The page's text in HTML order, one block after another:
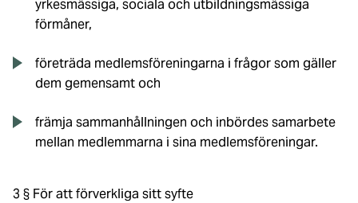
yrkesmässiga, sociala och utbildningsmässiga
förmåner,
företräda medlemsföreningarna i frågor som gäller
dem gemensamt och
främja sammanhållningen och inbördes samarbete
mellan medlemmarna i sina medlemsföreningar.
3 § För att förverkliga sitt syfte